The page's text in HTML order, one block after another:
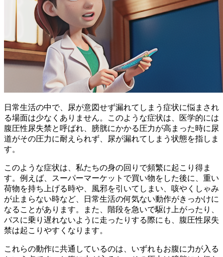
日常生活の中で、 尿が意図せず漏れてしまう 症状に悩まされ
る場面は少なくありません。このような症状は、医学的には
腹圧性尿失禁と呼ばれ、 膀胱にかかる圧力が高まった時に尿
道がその圧力に耐えられず、尿が漏れてしまう 状態を指しま
す。
このような症状は、私たちの身の回りで頻繁に起こり得ま
す。例えば、
スーパーマーケットで買い物をした後に、重い
荷物を持ち上げる時や、
風邪を引いてしまい、咳やくしゃみ
が止まらない時など、日常生活の何気ない動作がきっかけに
なることがあります。また、
階段を急いで駆け上がったり、
バスに乗り遅れないように走ったり する際にも、腹圧性尿失
禁は起こりやすくなります。
これらの動作に共通しているのは、いずれもお腹に力が入る